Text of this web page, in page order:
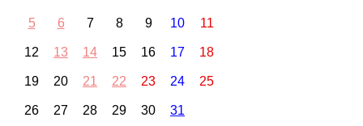
5 6 7 8 9 10 11
12 13 14 15 16 17 18
19 20 21 22 23 24 25
26 27 28 29 30
31